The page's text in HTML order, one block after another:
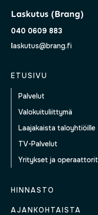
Laskutus (Brang)
040 0609 883
laskutus@brang.fi
ETUSIVU
Palvelut
Valokuituliittymä
Laajakaista taloyhtiöille
TV-Palvelut
Yritykset ja operaattorit
HINNASTO
AJANKOHTAISTA